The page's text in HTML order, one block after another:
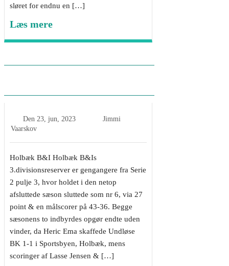
sløret for endnu en […]
Læs mere
Den 23, jun, 2023
Jimmi
Vaarskov
Holbæk B&I Holbæk B&Is
3.divisionsreserver er gengangere fra Serie
2 pulje 3, hvor holdet i den netop
afsluttede sæson sluttede som nr 6, via 27
point & en målscorer på 43-36. Begge
sæsonens to indbyrdes opgør endte uden
vinder, da Heric Ema skaffede Undløse
BK 1-1 i Sportsbyen, Holbæk, mens
scoringer af Lasse Jensen & […]